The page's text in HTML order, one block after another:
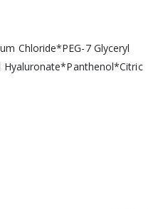
Chloride*PEG-7 Glyceryl